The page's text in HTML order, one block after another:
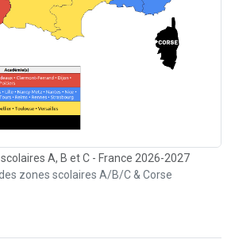
A, B et C - France 2026-2027
zones scolaires A/B/C & Corse